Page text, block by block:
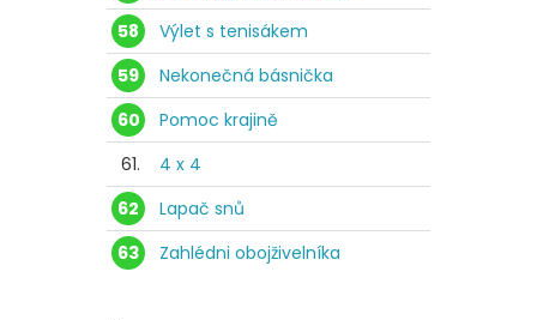
58
Výlet s tenisákem
59
Nekonečná básnička
60
Pomoc krajině
61.
4 x 4
62
Lapač snů
63
Zahlédni obojživelníka